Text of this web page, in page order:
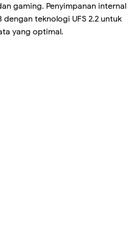
gaming. Penyimpanan internal
dengan teknologi UFS 2.2 untuk
yang optimal.